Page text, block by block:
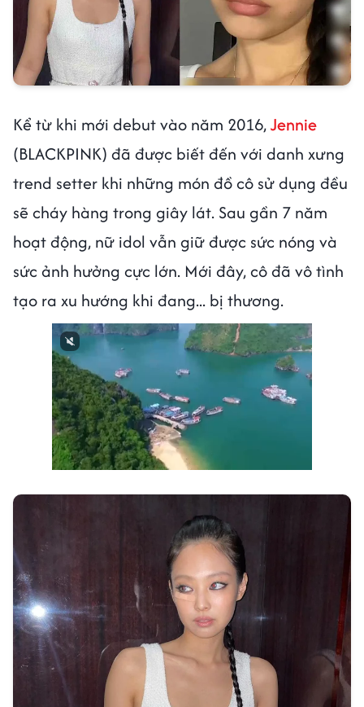
Kể từ khi mới debut vào năm 2016,Jennie
(BLACKPINK) đã được biết đến với danh xưng
trend setter khi những món đồ cô sử dụng đều
sẽ cháy hàng trong giây lát. Sau gần 7 năm
hoạt động, nữ idol vẫn giữ được sức nóng và
sức ảnh hưởng cực lớn. Mới đây, cô đã vô tình
tạo ra xu hướng khi đang... bị thương.